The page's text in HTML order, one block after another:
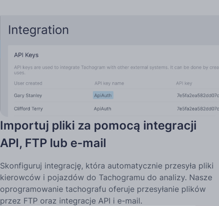
Importuj pliki za pomocą integracji
API, FTP lub e-mail
Skonfiguruj integrację, która automatycznie przesyła pliki
kierowców i pojazdów do Tachogramu do analizy. Nasze
oprogramowanie tachografu oferuje przesyłanie plików
przez FTP oraz integracje API i e-mail.